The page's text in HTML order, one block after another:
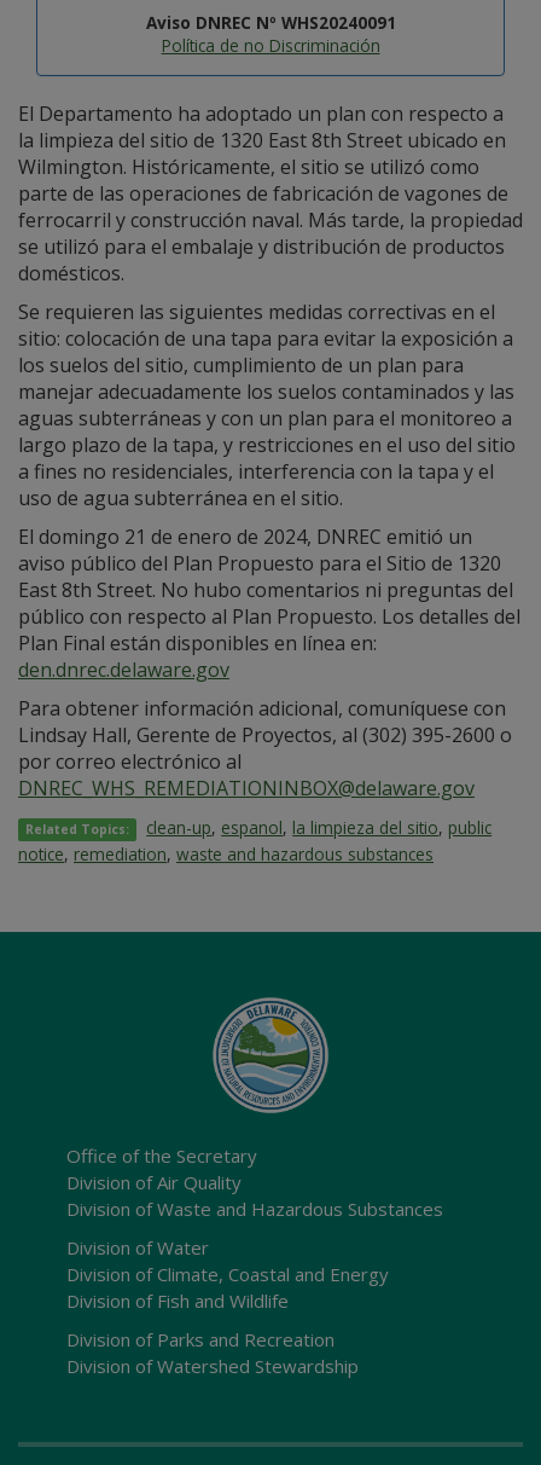
Aviso DNREC Nº WHS20240091
Política de no Discriminación
El Departamento ha adoptado un plan con respecto a
la limpieza del sitio de 1320 East 8th Street ubicado en
Wilmington. Históricamente, el sitio se utilizó como
parte de las operaciones de fabricación de vagones de
ferrocarril y construcción naval. Más tarde, la propiedad
se utilizó para el embalaje y distribución de productos
domésticos.
Se requieren las siguientes medidas correctivas en el
sitio: colocación de una tapa para evitar la exposición a
los suelos del sitio, cumplimiento de un plan para
manejar adecuadamente los suelos contaminados y las
aguas subterráneas y con un plan para el monitoreo a
largo plazo de la tapa, y restricciones en el uso del sitio
a fines no residenciales, interferencia con la tapa y el
uso de agua subterránea en el sitio.
El domingo 21 de enero de 2024, DNREC emitió un
aviso público del Plan Propuesto para el Sitio de 1320
East 8th Street. No hubo comentarios ni preguntas del
público con respecto al Plan Propuesto. Los detalles del
Plan Final están disponibles en línea en:
den.dnrec.delaware.gov
Para obtener información adicional, comuníquese con
Lindsay Hall, Gerente de Proyectos, al (302) 395-2600 o
por correo electrónico al
DNREC_WHS_REMEDIATIONINBOX@delaware.gov
Related Topics: clean-up, espanol, la limpieza del sitio, public
notice, remediation, waste and hazardous substances
Office of the Secretary
Division of Air Quality
Division of Waste and Hazardous Substances
Division of Water
Division of Climate, Coastal and Energy
Division of Fish and Wildlife
Division of Parks and Recreation
Division of Watershed Stewardship